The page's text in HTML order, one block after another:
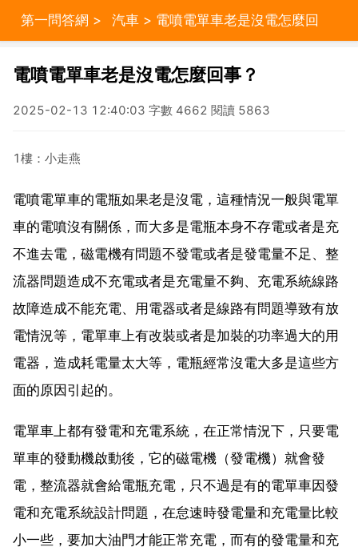
第一問答網 > 汽車 > 電噴電單車老是沒電怎麼回
電噴電單車老是沒電怎麼回事？
2025-02-13 12:40:03 字數 4662 閱讀 5863
1樓：小走燕
電噴電單車的電瓶如果老是沒電，這種情況一般與電單
車的電噴沒有關係，而大多是電瓶本身不存電或者是充
不進去電，磁電機有問題不發電或者是發電量不足、整
流器問題造成不充電或者是充電量不夠、充電系統線路
故障造成不能充電、用電器或者是線路有問題導致有放
電情況等，電單車上有改裝或者是加裝的功率過大的用
電器，造成耗電量太大等，電瓶經常沒電大多是這些方
面的原因引起的。
電單車上都有發電和充電系統，在正常情況下，只要電
單車的發動機啟動後，它的磁電機（發電機）就會發
電，整流器就會給電瓶充電，只不過是有的電單車因發
電和充電系統設計問題，在怠速時發電量和充電量比較
小一些，要加大油門才能正常充電，而有的發電量和充